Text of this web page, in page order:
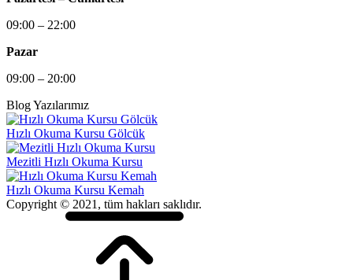
09:00 – 22:00
Pazar
09:00 – 20:00
Blog Yazılarımız
Hızlı Okuma Kursu Gölcük
Mezitli Hızlı Okuma Kursu
Hızlı Okuma Kursu Kemah
Copyright © 2021, tüm hakları saklıdır.